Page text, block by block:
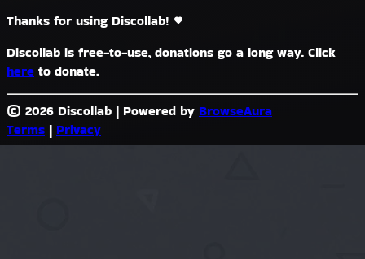
Thanks for using Discollab!
Discollab is free-to-use, donations go a long way. Click
here to donate.
© 2026 Discollab | Powered by BrowseAura
Terms | Privacy